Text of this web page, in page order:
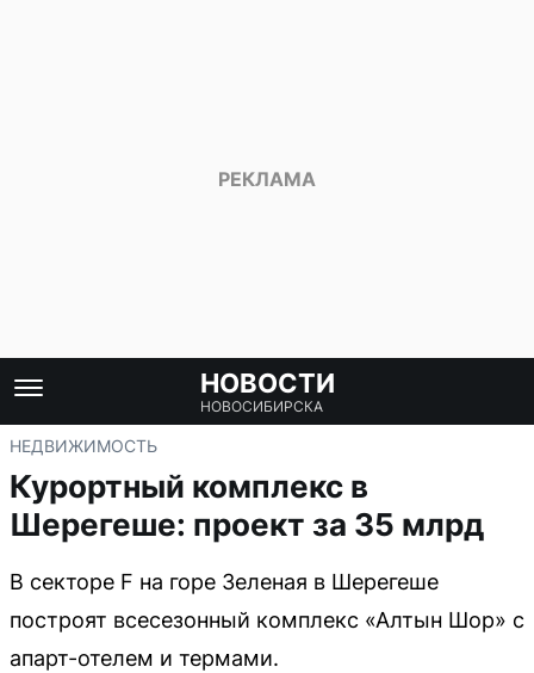
НОВОСТИ
НОВОСИБИРСКА
НЕДВИЖИМОСТЬ
Курортный комплекс в
Шерегеше: проект за 35 млрд
В секторе F на горе Зеленая в Шерегеше
построят всесезонный комплекс «Алтын Шор» с
апарт-отелем и термами.